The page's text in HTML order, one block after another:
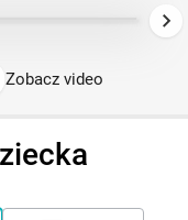
Zobacz video